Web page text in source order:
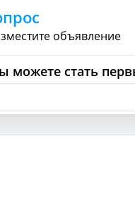
Спиртное
и Куда
объявление
можете стать